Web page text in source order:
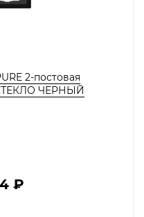
2-постовая
ЧЕРНЫЙ
₽